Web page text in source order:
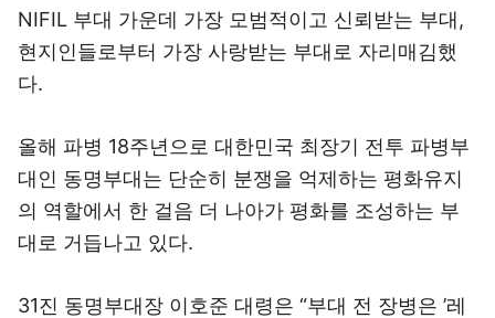
NIFIL 부대 가운데 가장 모범적이고 신뢰받는 부대,
현지인들로부터 가장 사랑받는 부대로 자리매김했
다.
올해 파병 18주년으로 대한민국 최장기 전투 파병부
대인 동명부대는 단순히 분쟁을 억제하는 평화유지
의 역할에서 한 걸음 더 나아가 평화를 조성하는 부
대로 거듭나고 있다.
31진 동명부대장 이호준 대령은 “부대 전 장병은 ’레